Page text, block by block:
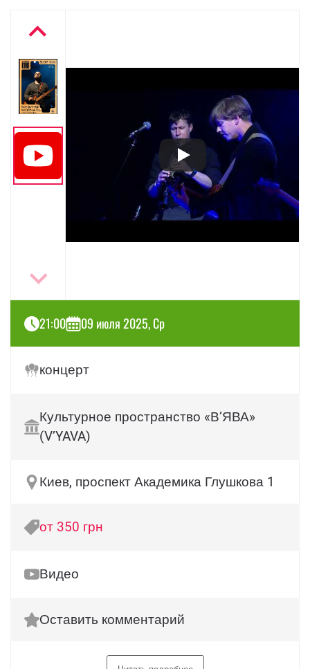
21:00 09 июля 2025, Ср
концерт
Культурное пространство «В’ЯВА»
(V’YAVA)
Киев, проспект Академика Глушкова 1
от 350 грн
Видео
Оставить комментарий